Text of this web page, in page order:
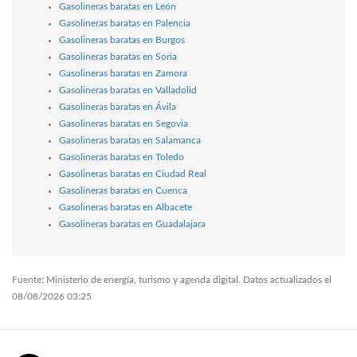
Gasolineras baratas en León
Gasolineras baratas en Palencia
Gasolineras baratas en Burgos
Gasolineras baratas en Soria
Gasolineras baratas en Zamora
Gasolineras baratas en Valladolid
Gasolineras baratas en Ávila
Gasolineras baratas en Segovia
Gasolineras baratas en Salamanca
Gasolineras baratas en Toledo
Gasolineras baratas en Ciudad Real
Gasolineras baratas en Cuenca
Gasolineras baratas en Albacete
Gasolineras baratas en Guadalajara
Fuente: Ministerio de energía, turismo y agenda digital. Datos actualizados el
08/08/2026 03:25